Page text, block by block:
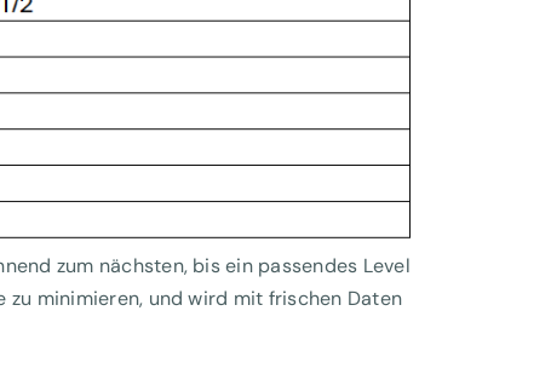
zum nächsten, bis ein passendes Level
minimieren, und wird mit frischen Daten